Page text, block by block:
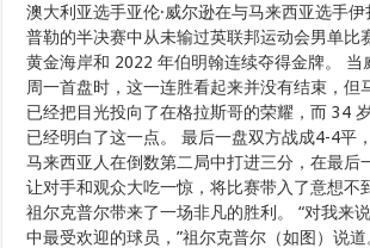
澳大利亚选手亚伦·威尔逊在与马来西亚选手伊
普勒的半决赛中从未输过英联邦运动会男单比
黄金海岸和 2022 年伯明翰连续夺得金牌。 当
周一首盘时，这一连胜看起来并没有结束，但
已经把目光投向了在格拉斯哥的荣耀，而 34
已经明白了这一点。 最后一盘双方战成4-4平
马来西亚人在倒数第二局中打进三分，在最后
让对手和观众大吃一惊，将比赛带入了意想不
祖尔克普尔带来了一场非凡的胜利。 “对我来
中最受欢迎的球员，”祖尔克普尔（如图）说道